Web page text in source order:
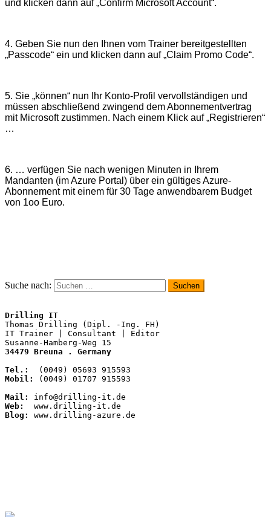
und klicken dann auf „Confirm Microsoft Account“.
4. Geben Sie nun den Ihnen vom Trainer bereitgestellten
„Passcode“ ein und klicken dann auf „Claim Promo Code“.
5. Sie „können“ nun Ihr Konto-Profil vervollständigen und
müssen abschließend zwingend dem Abonnementvertrag
mit Microsoft zustimmen. Nach einem Klick auf „Registrieren“
…
6. … verfügen Sie nach wenigen Minuten in Ihrem
Mandanten (im Azure Portal) über ein gültiges Azure-
Abonnement mit einem für 30 Tage anwendbarem Budget
von 1oo Euro.
Suche nach:
Drilling IT
Thomas Drilling (Dipl. -Ing. FH)
IT Trainer | Consultant | Editor
34479 Breuna . Germany
Tel.:
Mobil:
(0049) 01707 915593
Mail:
Web:
Blog:
www.drilling-azure.de